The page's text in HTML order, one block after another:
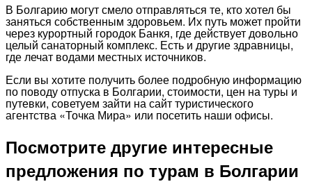
В Болгарию могут смело отправляться те, кто хотел бы
заняться собственным здоровьем. Их путь может пройти
через курортный городок Банкя, где действует довольно
целый санаторный комплекс. Есть и другие здравницы,
где лечат водами местных источников.
Если вы хотите получить более подробную информацию
по поводу отпуска в Болгарии, стоимости, цен на туры и
путевки, советуем зайти на сайт туристического
агентства «Точка Мира» или посетить наши офисы.
Посмотрите другие интересные
предложения по турам в Болгарии